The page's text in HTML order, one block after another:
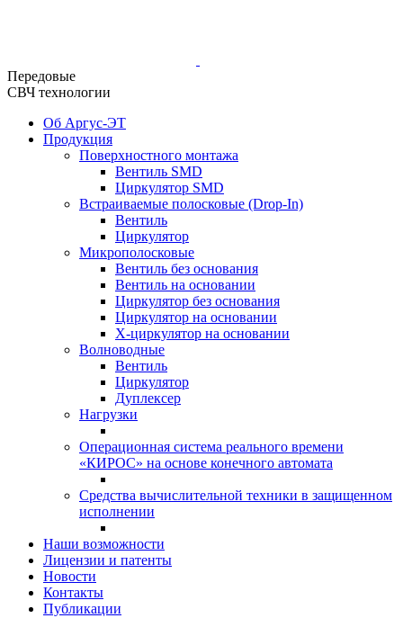
Передовые
СВЧ технологии
Об Аргус-ЭТ
Продукция
Поверхностного монтажа
Вентиль SMD
Циркулятор SMD
Встраиваемые полосковые (Drop-In)
Вентиль
Циркулятор
Микрополосковые
Вентиль без основания
Вентиль на основании
Циркулятор без основания
Циркулятор на основании
Х-циркулятор на основании
Волноводные
Вентиль
Циркулятор
Дуплексер
Нагрузки
Операционная система реального времени
«КИРОС» на основе конечного автомата
Средства вычислительной техники в защищенном
исполнении
Наши возможности
Лицензии и патенты
Новости
Контакты
Публикации